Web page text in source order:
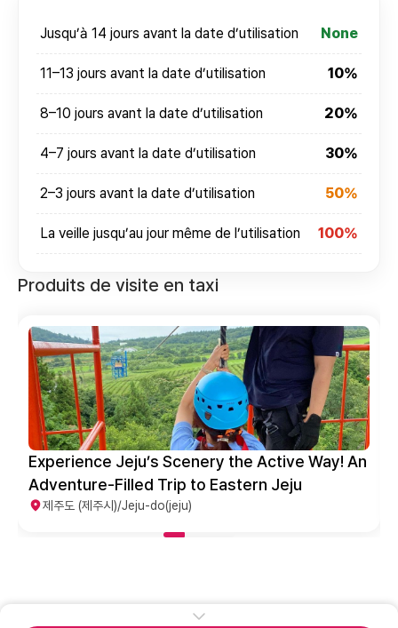
Jusqu’à 14 jours avant la date d’utilisation None
11–13 jours avant la date d’utilisation 10%
8–10 jours avant la date d’utilisation 20%
4–7 jours avant la date d’utilisation 30%
2–3 jours avant la date d’utilisation 50%
La veille jusqu’au jour même de l’utilisation 100%
Produits de visite en taxi
Experience Jeju’s Scenery the Active Way! An
Adventure-Filled Trip to Eastern Jeju
제주도 (제주시)/Jeju-do(jeju)